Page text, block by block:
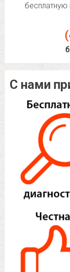
бесплатную
С нами